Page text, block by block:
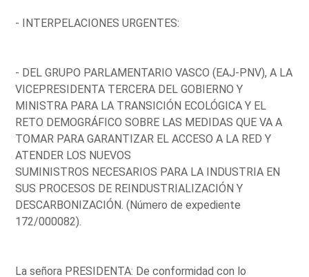
- INTERPELACIONES URGENTES:
- DEL GRUPO PARLAMENTARIO VASCO (EAJ-PNV), A LA
VICEPRESIDENTA TERCERA DEL GOBIERNO Y
MINISTRA PARA LA TRANSICIÓN ECOLÓGICA Y EL
RETO DEMOGRÁFICO SOBRE LAS MEDIDAS QUE VA A
TOMAR PARA GARANTIZAR EL ACCESO A LA RED Y
ATENDER LOS NUEVOS
SUMINISTROS NECESARIOS PARA LA INDUSTRIA EN
SUS PROCESOS DE REINDUSTRIALIZACIÓN Y
DESCARBONIZACIÓN. (Número de expediente
172/000082).
La señora PRESIDENTA: De conformidad con lo